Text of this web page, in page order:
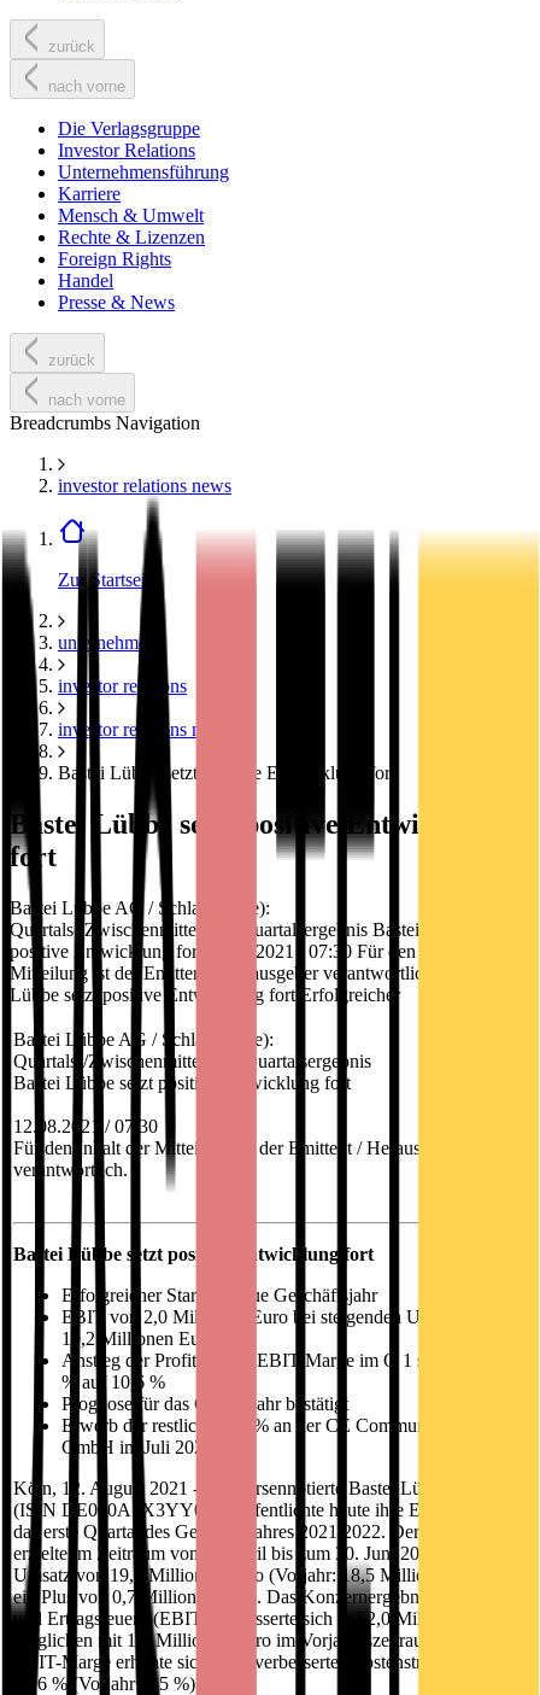
zurück
nach vorne
Die Verlagsgruppe
Investor Relations
Unternehmensführung
Karriere
Mensch & Umwelt
Rechte & Lizenzen
Foreign Rights
Handel
Presse & News
zurück
nach vorne
Breadcrumbs Navigation
investor relations news
Zur Startseite
unternehmen
investor relations
investor relations news
Bastei Lübbe setzt positive Entwicklung fort
Bastei Lübbe setzt positive Entwicklung
fort
Bastei Lübbe AG / Schlagwort(e):
Quartals-/Zwischenmitteilung/Quartalsergebnis Bastei Lübbe setzt
positive Entwicklung fort 12.08.2021 / 07:30 Für den Inhalt der
Mitteilung ist der Emittent / Herausgeber verantwortlich. Bastei
Lübbe setzt positive Entwicklung fort Erfolgreicher
Bastei Lübbe AG / Schlagwort(e):
Quartals-/Zwischenmitteilung/Quartalsergebnis
Bastei Lübbe setzt positive Entwicklung fort
12.08.2021 / 07:30
Für den Inhalt der Mitteilung ist der Emittent / Herausgeber
verantwortlich.
Bastei Lübbe setzt positive Entwicklung fort
Erfolgreicher Start ins neue Geschäftsjahr
EBIT von 2,0 Millionen Euro bei steigenden Umsätzen von
19,2 Millionen Euro
Anstieg der Profitabilität: EBIT-Marge im Q 1 steigt von 8,5
% auf 10,6 %
Prognose für das Gesamtjahr bestätigt
Erwerb der restlichen 60 % an der CE Community Editions
GmbH im Juli 2021
Köln, 12. August 2021 - Die börsennotierte Bastei Lübbe AG
(ISIN DE000A1X3YY0) veröffentlichte heute ihre Ergebnisse für
das erste Quartal des Geschäftsjahres 2021/2022. Der Konzern
erzielte im Zeitraum vom 1. April bis zum 30. Juni 2021 einen
Umsatz von 19,2 Millionen Euro (Vorjahr: 18,5 Millionen Euro),
ein Plus von 0,7 Millionen Euro. Das Konzernergebnis vor Zinsen
und Ertragsteuern (EBIT) verbesserte sich auf 2,0 Millionen Euro
verglichen mit 1,6 Millionen Euro im Vorjahreszeitraum. Die
EBIT-Marge erhöhte sich dank verbesserter Kostenstrukturen auf
10,6 % (Vorjahr: 8,5 %).